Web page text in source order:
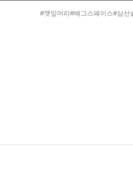
#깻잎머리#배그스페이스#삼